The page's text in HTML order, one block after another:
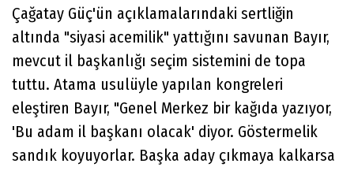
Çağatay Güç'ün açıklamalarındaki sertliğin
altında "siyasi acemilik" yattığını savunan Bayır,
mevcut il başkanlığı seçim sistemini de topa
tuttu. Atama usulüyle yapılan kongreleri
eleştiren Bayır, "Genel Merkez bir kağıda yazıyor,
'Bu adam il başkanı olacak' diyor. Göstermelik
sandık koyuyorlar. Başka aday çıkmaya kalkarsa